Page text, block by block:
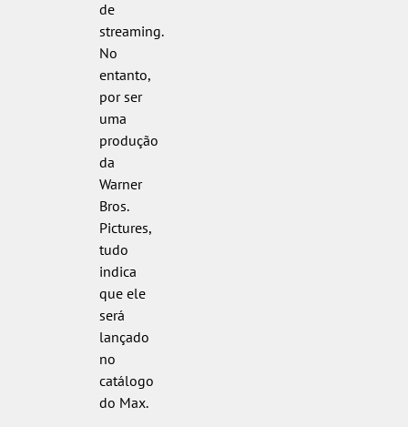
de
streaming.
No
entanto,
por ser
uma
produção
da
Warner
Bros.
Pictures,
tudo
indica
que ele
será
lançado
no
catálogo
do Max.